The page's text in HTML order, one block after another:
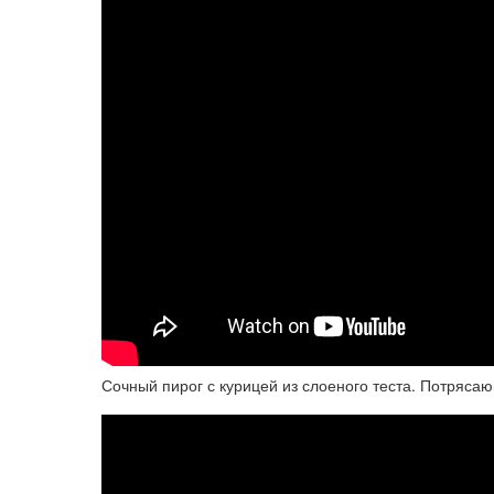
Сочный пирог с курицей из слоеного теста.